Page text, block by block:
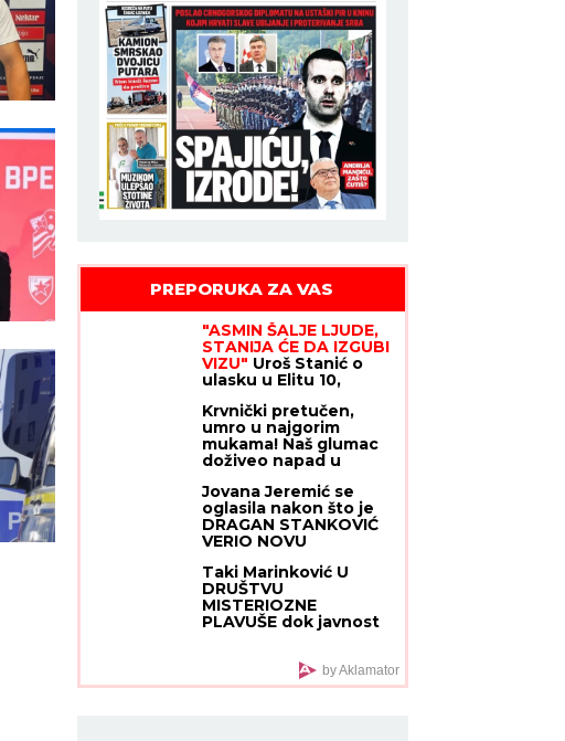
PREPORUKA ZA VAS
"ASMIN ŠALJE LJUDE,
STANIJA ĆE DA IZGUBI
VIZU" Uroš Stanić o
ulasku u Elitu 10,
"Zaradiću 200.000
evra, idem u američku
ambasadu"
Krvnički pretučen,
umro u najgorim
mukama! Naš glumac
doživeo napad u
preminuo
Jovana Jeremić se
oglasila nakon što je
DRAGAN STANKOVIĆ
VERIO NOVU
nesuđena ljubav, svi u
čudu zbog njene
objave!
Taki Marinković U
DRUŠTVU
MISTERIOZNE
PLAVUŠE dok javnost
daje "ni pet para" za
nju!
by Aklamator